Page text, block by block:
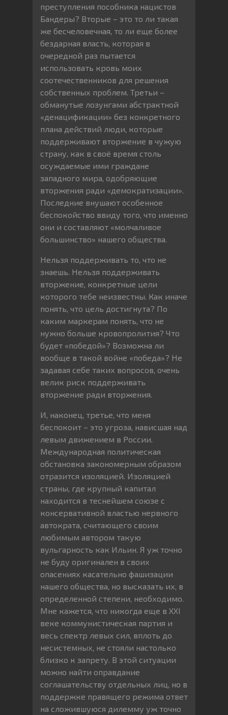
преступления пособника нацистов
Бандеры? Вторые – это то ли такая
же бесчеловечная, то ли еще более
бездарная власть, которая в
очередной раз пытается
использовать кровь моих
соотечественников для решения
собственных проблем. Третьи –
обманутые лозунгами абстрактной
«денацификации» без конкретного
плана действий люди, которые
поддерживают вторжение в чужую
страну, как в своё время столь
осуждаемые ими граждане
западного мира, одобряющие
вторжения ради «демократизации».
Последние внушают особенное
беспокойство ввиду того, что именно
они и составляют «молчаливое
большинство» нашего общества.
Нельзя поддерживать то, что не
знаешь. Нельзя поддерживать
вторжение, конкретные цели
которого тебе неизвестны. Как иначе
понять, что цель достигнута? По
каким маркерам понять, что не
нужно больше кровопролития? Что
будет «победой»? Возможна ли
вообще в такой войне «победа»? Не
задавая себе таких вопросов, очень
велик риск поддерживать
вторжение ради вторжения.
И, наконец, третье, что меня
беспокоит – это угроза, нависшая над
левым движением в России.
Международная политическая
обстановка закономерным образом
отразится изоляцией. Изоляцией
страны, где крупный капитал
находится в теснейшем союзе с
консервативной властью нервного
автократа, считающего своим
любимым автором такую
вульгарность как Ильин. Я уж точно
не буду оригинален в своих
опасениях касательно фашизации
нашего общества, но высказать их, в
определенной степени, необходимо.
Мне кажется, что никогда еще в XXI
веке коммунистическая партия и
весь спектр левых сил, вплоть до
несистемных, не стояли настолько
близко к запрету. В этой ситуации
можно найти оправдание
соглашательству отдельных лиц, но в
поддержке правящего режима ответ
на сложившуюся дилемму уж точно